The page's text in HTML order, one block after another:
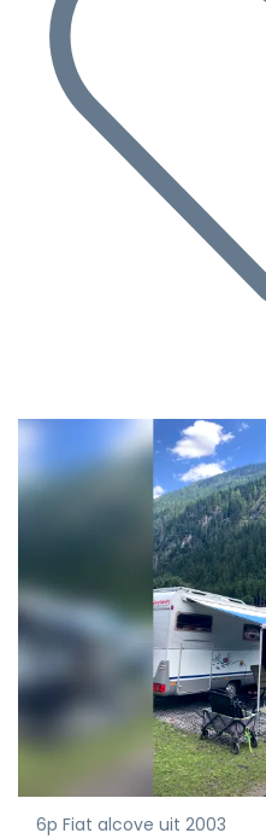
6p Fiat alcove uit 2003